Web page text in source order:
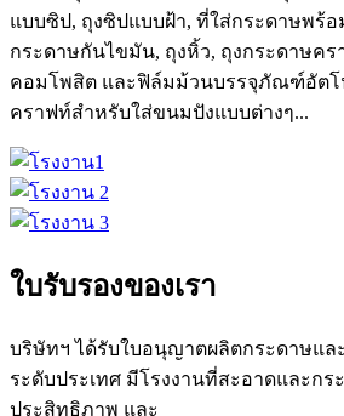
แบบซิป, ถุงซิปแบบฝ้า, ที่ใส่กระดาษพร้
กระดาษกันไขมัน, ถุงหิ้ว, ถุงกระดาษคร
คอมโพสิต และฟิล์มม้วนบรรจุภัณฑ์อัตโ
คราฟท์สำหรับใส่ขนมปังแบบต่างๆ...
ใบรับรองของเรา
บริษัทฯ ได้รับใบอนุญาตผลิตกระดาษแ
ระดับประเทศ มีโรงงานที่สะอาดและก
ประสิทธิภาพ และ